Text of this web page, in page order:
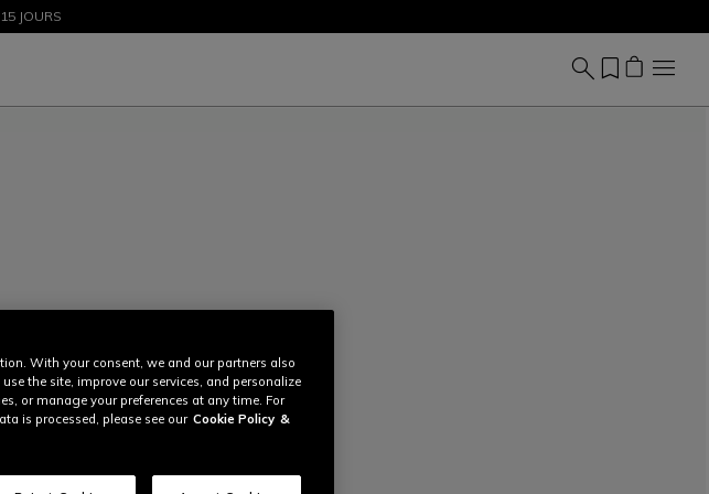
MAINTENANT
JOURS
With your consent, we and our partners also
the site, improve our services, and personalize
or manage your preferences at any time. For
is processed, please see our Cookie Policy &